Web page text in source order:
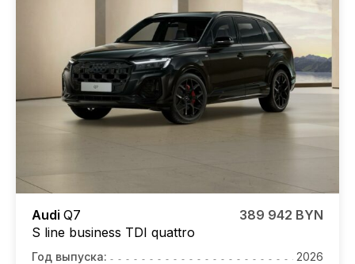
Audi Q7
S line business TDI quattro
389 942 BYN
Год выпуска:
2026